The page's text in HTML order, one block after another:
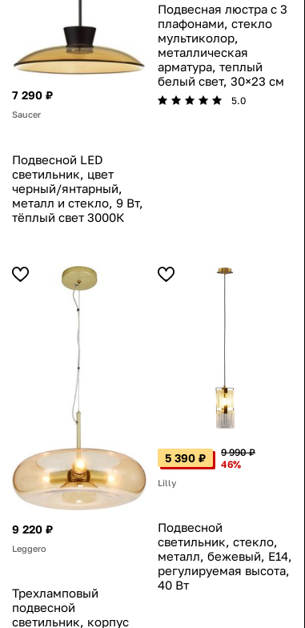
7 290 ₽
Saucer
Подвесной LED
светильник, цвет
черный/янтарный,
металл и стекло, 9 Вт,
тёплый свет 3000К
Подвесная люстра с 3
плафонами, стекло
мультиколор,
металлическая
арматура, теплый
белый свет, 30×23 см
5.0
9 220 ₽
Leggero
Трехламповый
подвесной
светильник, корпус
5 390 ₽
9 990 ₽
46%
Lilly
Подвесной
светильник, стекло,
металл, бежевый, E14,
регулируемая высота,
40 Вт